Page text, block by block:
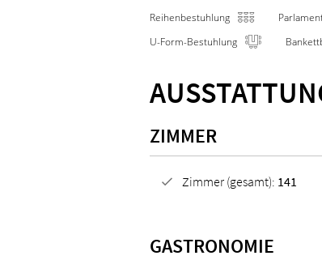
Reihenbestuhlung
U-Form-Bestuhlung
ZIMMER
Zimmer (gesamt): 141
GASTRONOMIE